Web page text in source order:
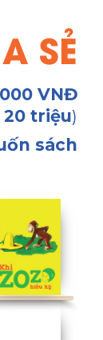
SẺ
VNĐ
20 triệu)
sách